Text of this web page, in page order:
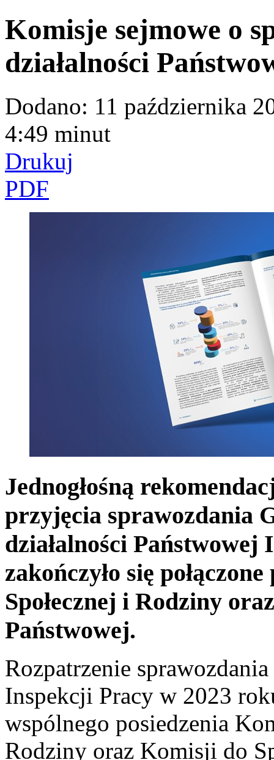
Komisje sejmowe o
działalności
Dodano: 11 października
4:49 minut
Drukuj
PDF
Jednogłośną
przyjęcia sprawozdania
działalności
zakończyło się
Społecznej i Rodziny
Państwowej.
Rozpatrzenie
Inspekcji Pracy w 2023
wspólnego posiedzenia
Rodziny oraz Komisji do